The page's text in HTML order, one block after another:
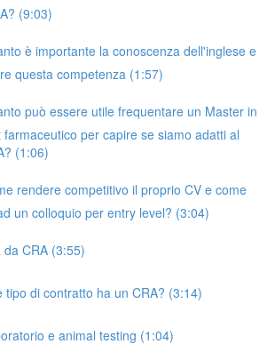
(9:03)
è importante la conoscenza dell'inglese e
questa competenza (1:57)
può essere utile frequentare un Master in
per capire se siamo adatti al
(1:06)
rendere competitivo il proprio CV e come
un colloquio per entry level? (3:04)
da CRA (3:55)
tipo di contratto ha un CRA? (3:14)
e animal testing (1:04)